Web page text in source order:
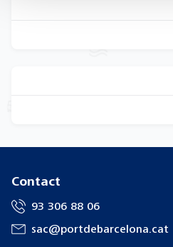
Contact
93 306 88 06
sac@portdebarcelona.cat